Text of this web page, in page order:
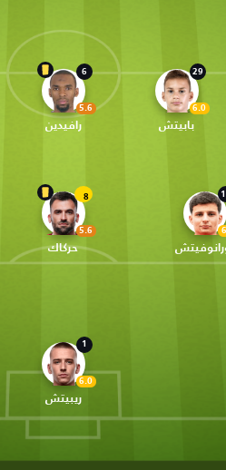
6
5.6
رافيدين
29
6.0
بابيتش
8
5.6
حركاك
1
6.0
ريبيتش